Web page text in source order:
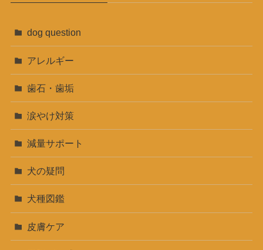
dog question
アレルギー
歯石・歯垢
涙やけ対策
減量サポート
犬の疑問
犬種図鑑
皮膚ケア